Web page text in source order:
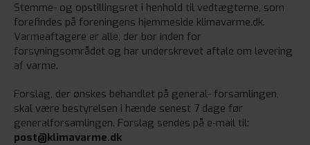
Stemme- og opstillingsret i henhold til vedtægterne, som
forefindes på foreningens hjemmeside klimavarme.dk.
Varmeaftagere er alle, der bor inden for
forsyningsområdet og har underskrevet aftale om levering
af varme.
Forslag, der ønskes behandlet på general- forsamlingen,
skal være bestyrelsen i hænde senest 7 dage før
generalforsamlingen. Forslag sendes på e-mail til:
post@klimavarme.dk